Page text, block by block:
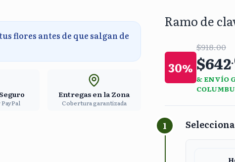
flores antes de que salgan de
Entregas en la Zona
Cobertura garantizada
Ramo de
30%
$918.00
$642.
& ENVÍO
1